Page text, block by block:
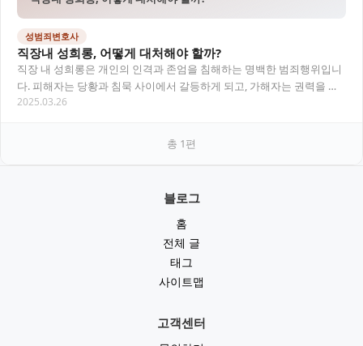
성범죄변호사
직장내 성희롱, 어떻게 대처해야 할까?
직장 내 성희롱은 개인의 인격과 존엄을 침해하는 명백한 범죄행위입니
다. 피해자는 당황과 침묵 사이에서 갈등하게 되고, 가해자는 권력을 무
기로 삼는 경우가 많습니다. 이 글에서는 성…
2025.03.26
총 1편
블로그
홈
전체 글
태그
사이트맵
고객센터